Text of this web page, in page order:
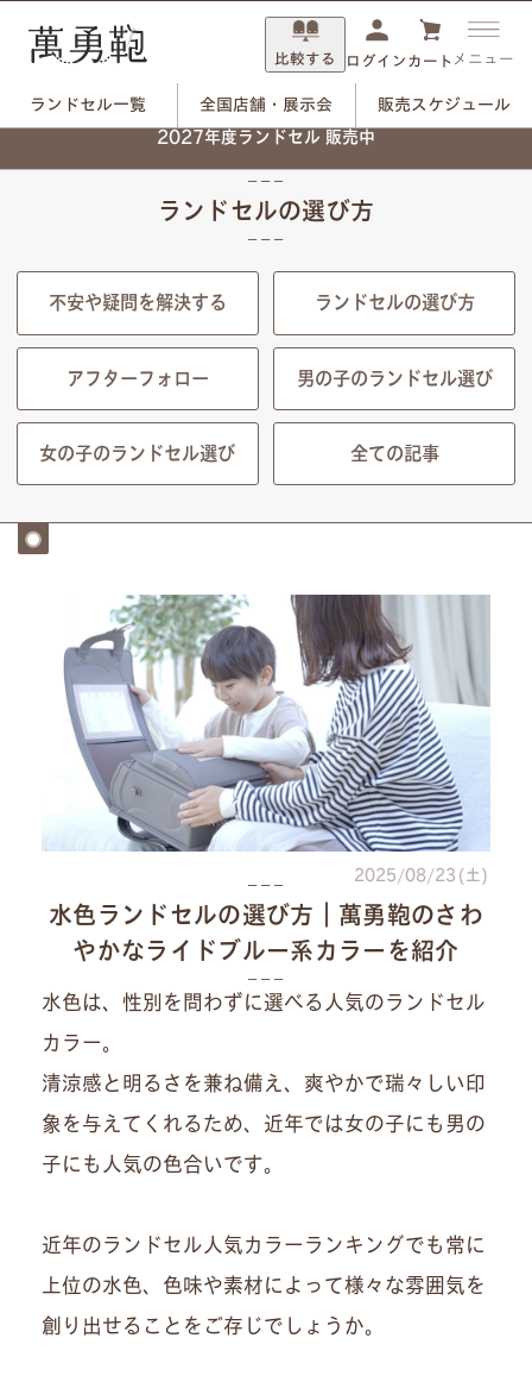
比較する ログイン カート メニュー
販売スケジュール
ランドセル一覧
全国店舗・展示会
2027年度ランドセル 販売中
ランドセルの選び方
不安や疑問を解決する ランドセルの選び方
アフターフォロー 男の子のランドセル選び
女の子のランドセル選び 全ての記事
2025/08/23(土)
水色ランドセルの選び方｜萬勇鞄のさわ
やかなライドブルー系カラーを紹介
水色は、性別を問わずに選べる人気のランドセル
カラー。
清涼感と明るさを兼ね備え、爽やかで瑞々しい印
象を与えてくれるため、近年では女の子にも男の
子にも人気の色合いです。
近年のランドセル人気カラーランキングでも常に
上位の水色、色味や素材によって様々な雰囲気を
創り出せることをご存じでしょうか。